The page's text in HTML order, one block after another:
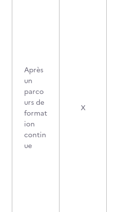
Après
un
parco
urs de
format
ion
contin
ue
X